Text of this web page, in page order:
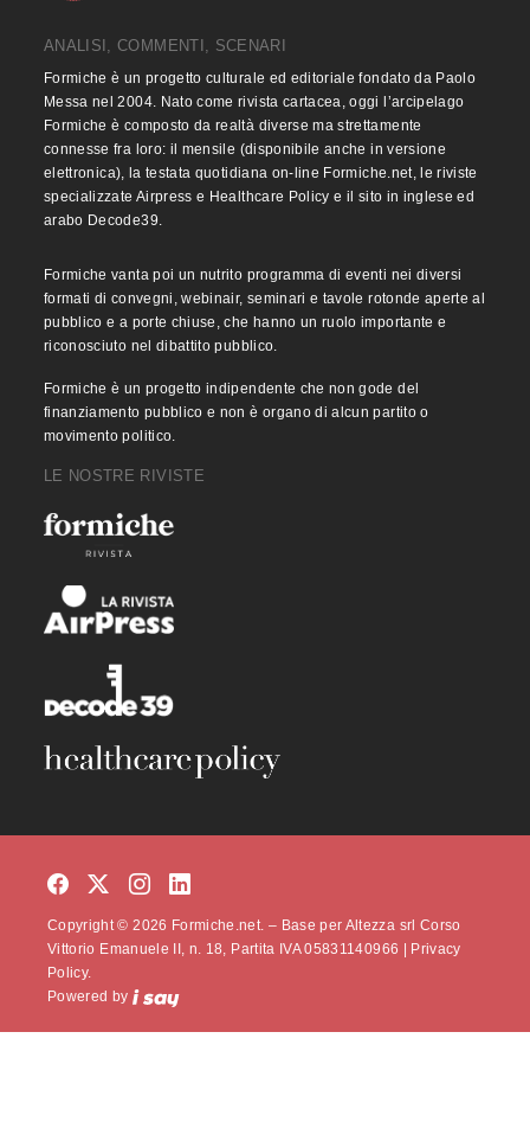
ANALISI, COMMENTI, SCENARI
Formiche è un progetto culturale ed editoriale fondato da Paolo
Messa nel 2004. Nato come rivista cartacea, oggi l’arcipelago
Formiche è composto da realtà diverse ma strettamente
connesse fra loro: il mensile (disponibile anche in versione
elettronica), la testata quotidiana on-line Formiche.net, le riviste
specializzate Airpress e Healthcare Policy e il sito in inglese ed
arabo Decode39.
Formiche vanta poi un nutrito programma di eventi nei diversi
formati di convegni, webinair, seminari e tavole rotonde aperte al
pubblico e a porte chiuse, che hanno un ruolo importante e
riconosciuto nel dibattito pubblico.
Formiche è un progetto indipendente che non gode del
finanziamento pubblico e non è organo di alcun partito o
movimento politico.
LE NOSTRE RIVISTE
Copyright © 2026 Formiche.net. – Base per Altezza srl Corso
Vittorio Emanuele II, n. 18, Partita IVA 05831140966 |
Privacy
Policy.
Powered by